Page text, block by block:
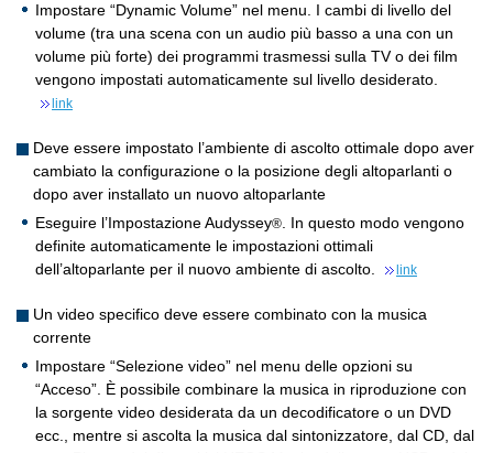
Impostare “Dynamic Volume” nel menu. I cambi di livello del
volume (tra una scena con un audio più basso a una con un
volume più forte) dei programmi trasmessi sulla TV o dei film
vengono impostati automaticamente sul livello desiderato.
link
Deve essere impostato l’ambiente di ascolto ottimale dopo aver
cambiato la configurazione o la posizione degli altoparlanti o
dopo aver installato un nuovo altoparlante
Eseguire l’Impostazione Audyssey®
. In questo modo vengono
definite automaticamente le impostazioni ottimali
dell’altoparlante per il nuovo ambiente di ascolto.
link
Un video specifico deve essere combinato con la musica
corrente
Impostare “Selezione video” nel menu delle opzioni su
“Acceso”. È possibile combinare la musica in riproduzione con
la sorgente video desiderata da un decodificatore o un DVD
ecc., mentre si ascolta la musica dal sintonizzatore, dal CD, dal